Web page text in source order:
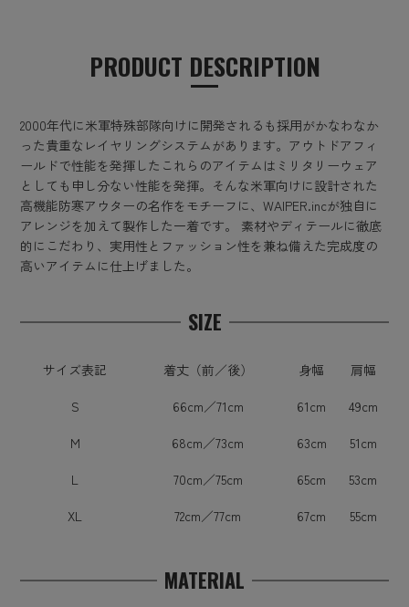
PRODUCT DESCRIPTION
2000年代に米軍特殊部隊向けに開発されるも採用がかなわなか
った貴重なレイヤリングシステムがあります。アウトドアフィ
ールドで性能を発揮したこれらのアイテムはミリタリーウェア
としても申し分ない性能を発揮。そんな米軍向けに設計された
高機能防寒アウターの名作をモチーフに、WAIPER.incが独自に
アレンジを加えて製作した一着です。 素材やディテールに徹底
的にこだわり、実用性とファッション性を兼ね備えた完成度の
高いアイテムに仕上げました。
SIZE
サイズ表記 着丈（前／後） 身幅
肩幅
S
66cm／71cm 61cm
49cm
M
68cm／73cm 63cm
51cm
L
70cm／75cm 65cm
53cm
XL
72cm／77cm 67cm 55cm
MATERIAL